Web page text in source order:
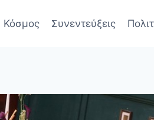
Κόσμος Συνεντεύξεις